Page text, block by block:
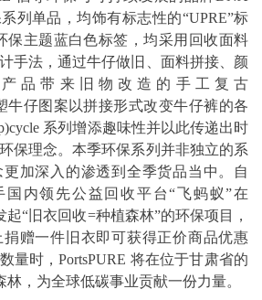
列单品，均饰有标志性的“UPRE”标
保主题蓝白色标签，均采用回收面料
手法，通过牛仔做旧、面料拼接、颜
品带来旧物改造的手工复古
牛仔图案以拼接形式改变牛仔裤的各
系列增添趣味性并以此传递出时
保理念。本季环保系列并非独立的系
加深入的渗透到全季货品当中。自
国内领先公益回收平台“飞蚂蚁”在
起“旧衣回收=种植森林”的环保项目，
赠一件旧衣即可获得正价商品优惠
量时，PortsPURE 将在位于甘肃省的
林，为全球低碳事业贡献一份力量。